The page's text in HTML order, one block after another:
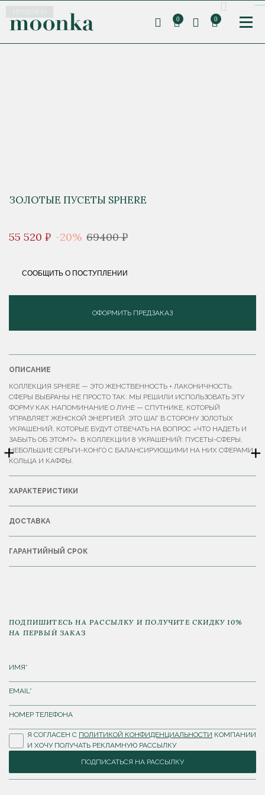
0 0
+ +
ЗОЛОТЫЕ ПУСЕТЫ SPHERE
55 520 ₽ -20% 69400 ₽
СООБЩИТЬ О ПОСТУПЛЕНИИ
ОФОРМИТЬ ПРЕДЗАКАЗ
ОПИСАНИЕ
КОЛЛЕКЦИЯ SPHERE — ЭТО ЖЕНСТВЕННОСТЬ + ЛАКОНИЧНОСТЬ.
СФЕРЫ ВЫБРАНЫ НЕ ПРОСТО ТАК: МЫ РЕШИЛИ ИСПОЛЬЗОВАТЬ ЭТУ
ФОРМУ КАК НАПОМИНАНИЕ О ЛУНЕ — СПУТНИКЕ, КОТОРЫЙ
УПРАВЛЯЕТ ЖЕНСКОЙ ЭНЕРГИЕЙ. ЭТО ШАГ В СТОРОНУ ЗОЛОТЫХ
УКРАШЕНИЙ, КОТОРЫЕ БУДУТ ОТВЕЧАТЬ НА ВОПРОС «ЧТО НАДЕТЬ И
ЗАБЫТЬ ОБ ЭТОМ?». В КОЛЛЕКЦИИ 8 УКРАШЕНИЙ: ПУСЕТЫ-СФЕРЫ,
НЕБОЛЬШИЕ СЕРЬГИ-КОНГО С БАЛАНСИРУЮЩИМИ НА НИХ СФЕРАМИ,
КОЛЬЦА И КАФФЫ.
ХАРАКТЕРИСТИКИ
ДОСТАВКА
ГАРАНТИЙНЫЙ СРОК
ПОДПИШИТЕСЬ НА РАССЫЛКУ И ПОЛУЧИТЕ СКИДКУ 10%
НА ПЕРВЫЙ ЗАКАЗ
Я СОГЛАСЕН С ПОЛИТИКОЙ КОНФИДЕНЦИАЛЬНОСТИ КОМПАНИИ
И ХОЧУ ПОЛУЧАТЬ РЕКЛАМНУЮ РАССЫЛКУ
ПОДПИСАТЬСЯ НА РАССЫЛКУ